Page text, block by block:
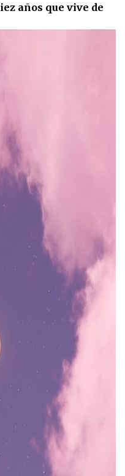
años que vive de